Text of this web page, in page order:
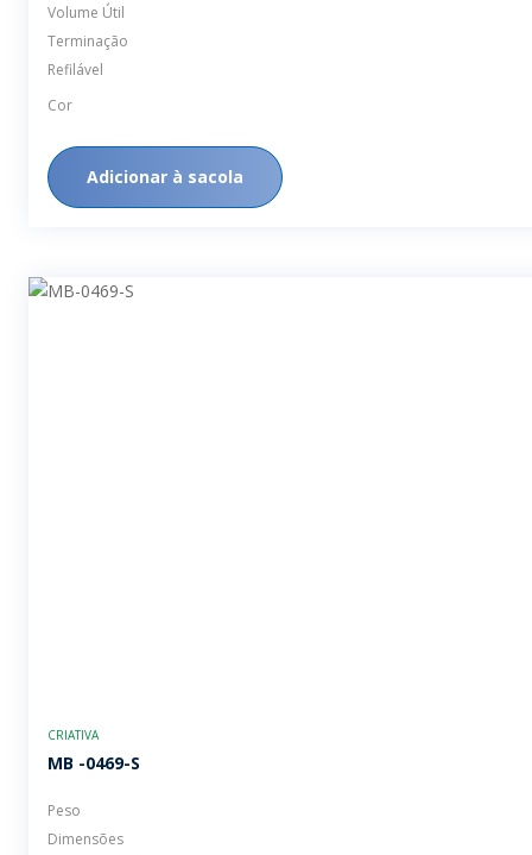
Volume Útil
Terminação
Refilável
Cor
Adicionar à sacola
CRIATIVA
MB -0469-S
Peso
Dimensões